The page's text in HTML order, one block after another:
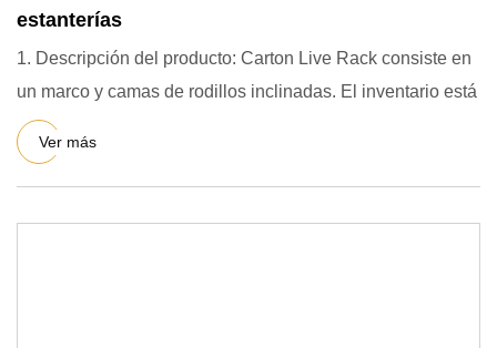
estanterías
1. Descripción del producto: Carton Live Rack consiste en
un marco y camas de rodillos inclinadas. El inventario está
Ver más